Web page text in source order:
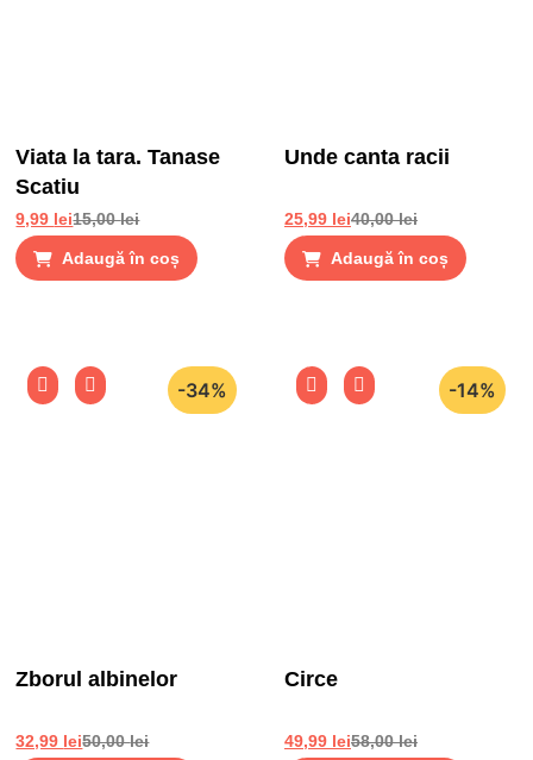
Viata la tara. Tanase
Scatiu
15,00lei
9,99 lei
Adaugă în coș
Unde canta racii
40,00lei
25,99 lei
Adaugă în coș
-34%
Zborul albinelor
50,00lei
32,99 lei
-14%
Circe
58,00lei
49,99 lei